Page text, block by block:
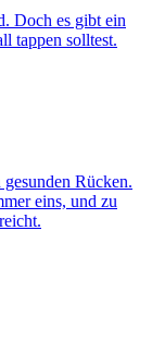
Doch es gibt ein
tappen solltest.
Rücken.
eins, und zu